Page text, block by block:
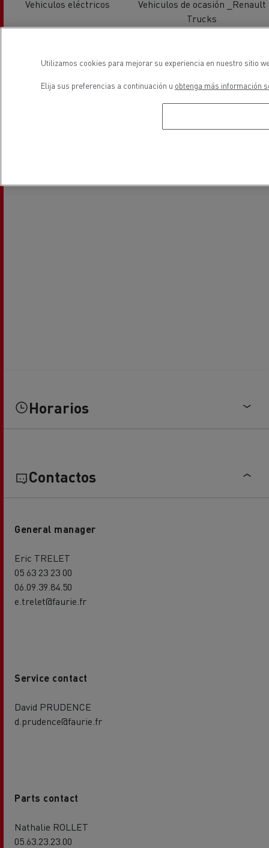
Vehiculos eléctricos
Vehiculos de ocasión _Renault
Trucks
ubicación
Horarios
Contactos
General manager
Eric TRELET
05 63 23 23 00
06.09.39.84.50
e.trelet@faurie.fr
Service contact
David PRUDENCE
d.prudence@faurie.fr
Parts contact
Nathalie ROLLET
05.63.23.23.00
Utilizamos cookies para mejorar su experiencia en nuestro sitio
Elija sus preferencias a continuación u obtenga más información